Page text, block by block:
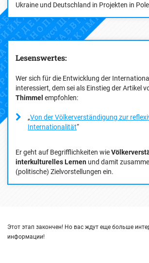
Ukraine und Deutschland in Projekten in
Lesenswertes:
Wer sich für die Entwicklung der
interessiert, dem sei als Einstieg der Artikel
Thimmel empfohlen:
„Von der Völkerverständigung zur
Internationalität“
Er geht auf Begrifflichkeiten wie
interkulturelles Lernen und damit
(politische) Zielvorstellungen ein.
Этот этап закончен! Но вас ждут еще больше
информации!